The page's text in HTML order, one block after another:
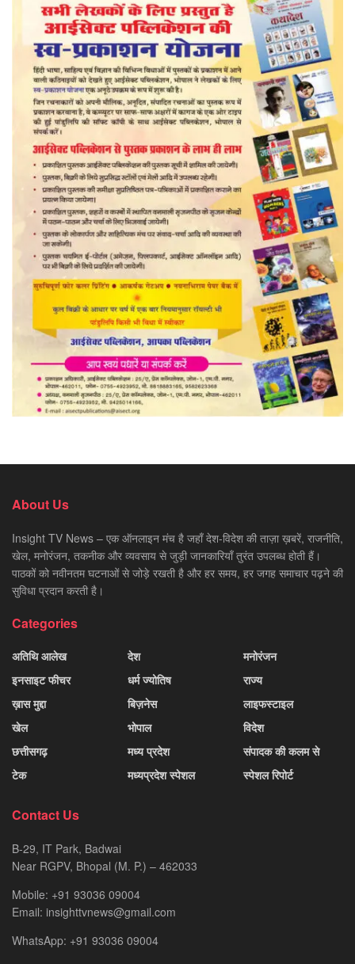
About Us
Insight TV News – एक ऑनलाइन मंच है जहाँ देश-विदेश की ताज़ा ख़बरें, राजनीति,
खेल, मनोरंजन, तकनीक और व्यवसाय से जुड़ी जानकारियाँ तुरंत उपलब्ध होती हैं।
पाठकों को नवीनतम घटनाओं से जोड़े रखती है और हर समय, हर जगह समाचार पढ़ने की
सुविधा प्रदान करती है।
Categories
अतिथि आलेख
इनसाइट फीचर
ख़ास मुद्दा
खेल
छत्तीसगढ़
टेक
देश
धर्म ज्योतिष
बिज़नेस
भोपाल
मध्य प्रदेश
मध्यप्रदेश स्पेशल
मनोरंजन
राज्य
लाइफस्टाइल
विदेश
संपादक की कलम से
स्पेशल रिपोर्ट
Contact Us
B-29, IT Park, Badwai
Near RGPV, Bhopal (M. P.) – 462033
Mobile: +91 93036 09004
Email: insighttvnews@gmail.com
WhatsApp: +91 93036 09004